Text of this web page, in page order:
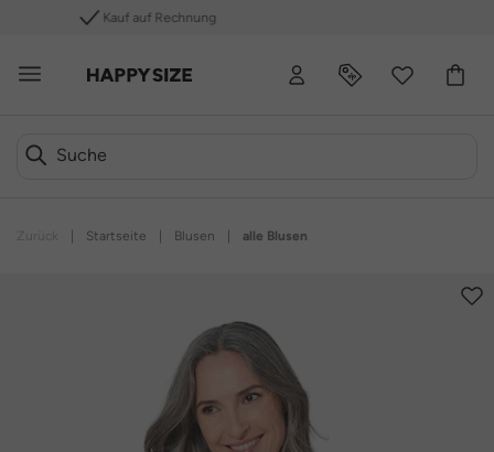
Startseite Blusen alle Blusen